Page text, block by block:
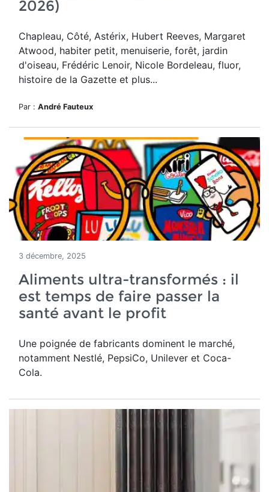
2026)
Chapleau, Côté, Astérix, Hubert Reeves, Margaret
Atwood, habiter petit, menuiserie, forêt, jardin
d'oiseau, Frédéric Lenoir, Nicole Bordeleau, fluor,
histoire de la Gazette et plus...
Par : André Fauteux
3 décembre, 2025
Aliments ultra-transformés : il
est temps de faire passer la
santé avant le profit
Une poignée de fabricants dominent le marché,
notamment Nestlé, PepsiCo, Unilever et Coca-
Cola.